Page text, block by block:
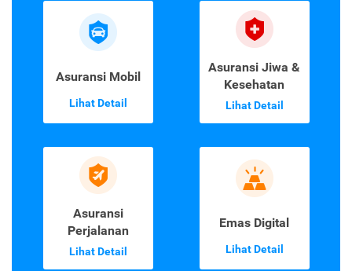
Asuransi Mobil
Lihat Detail
Asuransi Jiwa &
Kesehatan
Lihat Detail
Asuransi
Perjalanan
Lihat Detail
Emas Digital
Lihat Detail